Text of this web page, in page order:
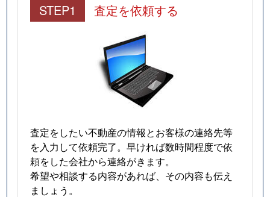
STEP1 査定を依頼する
査定をしたい不動産の情報とお客様の連絡先等
を入力して依頼完了。早ければ数時間程度で依
頼をした会社から連絡がきます。
希望や相談する内容があれば、その内容も伝え
ましょう。